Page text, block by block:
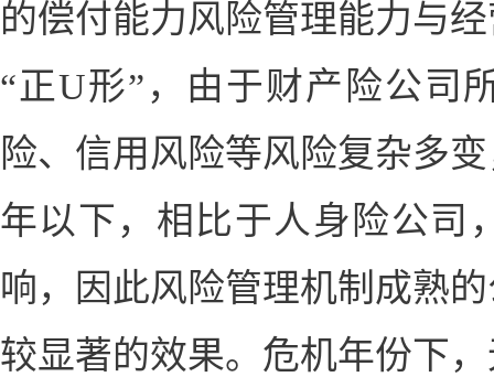
的偿付能力风险管理能力与
“正U形”，由于财产险公司
险、信用风险等风险复杂多
年以下，相比于人身险公司
响，因此风险管理机制成熟
较显著的效果。危机年份下